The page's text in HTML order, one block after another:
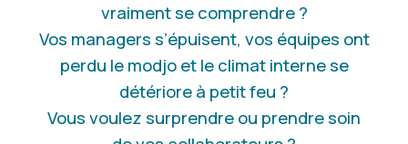
vraiment se comprendre ?
Vos managers s’épuisent, vos équipes ont
perdu le modjo et le climat interne se
détériore à petit feu ?
Vous voulez surprendre ou prendre soin